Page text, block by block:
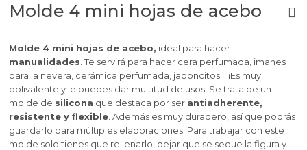
Molde 4 mini hojas de acebo
Molde 4 mini hojas de acebo, ideal para hacer
manualidades . Te servirá para hacer cera perfumada, imanes
para la nevera, cerámica perfumada, jaboncitos… ¡Es muy
polivalente y le puedes dar multitud de usos! Se trata de un
molde de silicona que destaca por ser antiadherente,
resistente y flexible. Además es muy duradero, así que podrás
guardarlo para múltiples elaboraciones. Para trabajar con este
molde solo tienes que rellenarlo, dejar que se seque la figura y